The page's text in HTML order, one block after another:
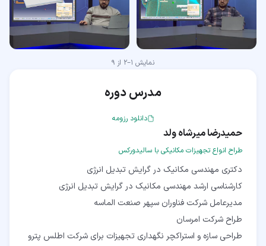
نمایش 1
–
2 از 9
مدرس دوره
دانلود رزومه
حمیدرضا میرشاه ولد
طراح انواع تجهیزات مکانیکی با سالیدورکس
طراحی سازه و استراکچر نگهداری تجهیزات برای شرکت اطلس پترو